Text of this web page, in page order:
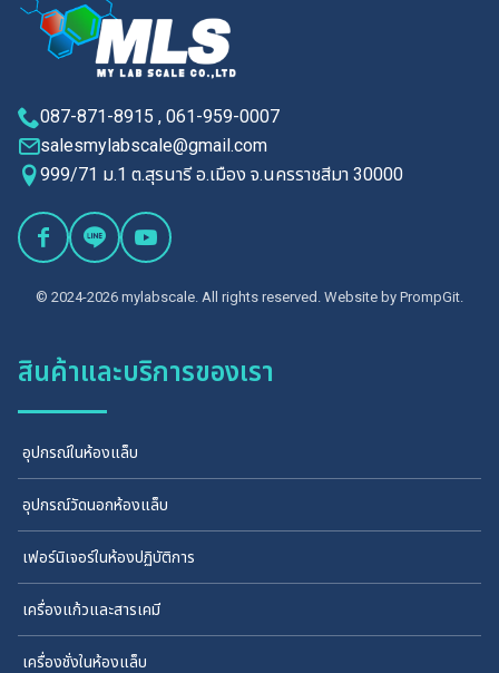
087-871-8915 , 061-959-0007
salesmylabscale@gmail.com
999/71 ม.1 ต.สุรนารี อ.เมือง จ.นครราชสีมา 30000
© 2024-2026 mylabscale. All rights reserved. Website by PrompGit.
สินค้าและบริการของเรา
อุปกรณ์ในห้องแล็บ
อุปกรณ์วัดนอกห้องแล็บ
เฟอร์นิเจอร์ในห้องปฏิบัติการ
เครื่องแก้วและสารเคมี
เครื่องชั่งในห้องแล็บ